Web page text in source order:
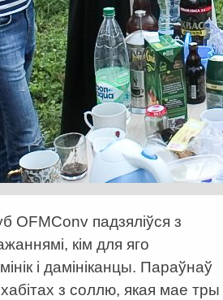
OFMConv падзяліўся з
кім для яго
і дамініканцы. Параўнаў
з соллю, якая мае тры